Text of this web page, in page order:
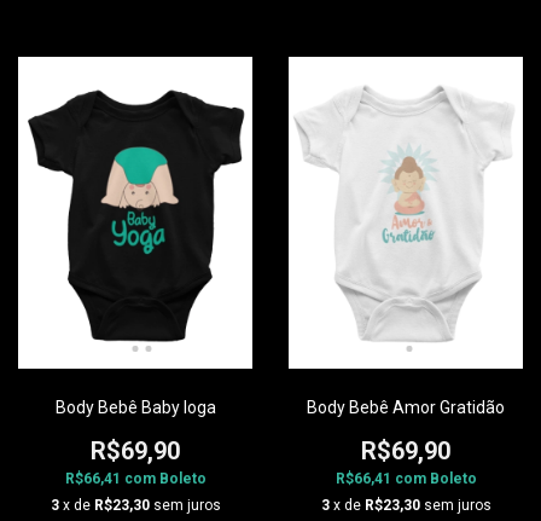
Body Bebê Baby Ioga
R$69,90
R$66,41 com Boleto
3 x de R$23,30 sem juros
Body Bebê Amor Gratidão
R$69,90
R$66,41 com Boleto
3 x de R$23,30 sem juros